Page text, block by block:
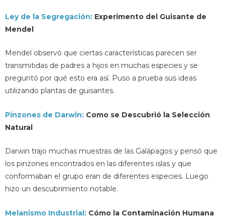
Ley de la Segregación: Experimento del Guisante de
Mendel
Mendel observó que ciertas características parecen ser
transmitidas de padres a hijos en muchas especies y se
preguntó por qué esto era así. Puso a prueba sus ideas
utilizando plantas de guisantes.
Pinzones de Darwin: Como se Descubrió la Selección
Natural
Darwin trajo muchas muestras de las Galápagos y pensó que
los pinzones encontrados en las diferentes islas y que
conformaban el grupo eran de diferentes especies. Luego
hizo un descubrimiento notable.
Melanismo Industrial: Cómo la Contaminación Humana